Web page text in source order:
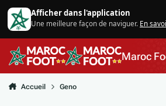
Aller au contenu
Afficher dans l'application
Une meilleure façon de naviguer. En
Maroc
Accueil Geno